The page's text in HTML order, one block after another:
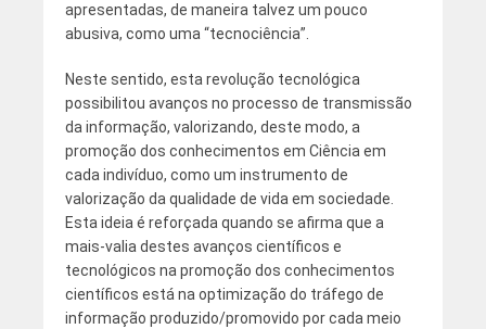
apresentadas, de maneira talvez um pouco
abusiva, como uma “tecnociência”.
Neste sentido, esta revolução tecnológica
possibilitou avanços no processo de transmissão
da informação, valorizando, deste modo, a
promoção dos conhecimentos em Ciência em
cada indivíduo, como um instrumento de
valorização da qualidade de vida em sociedade.
Esta ideia é reforçada quando se afirma que a
mais-valia destes avanços científicos e
tecnológicos na promoção dos conhecimentos
científicos está na optimização do tráfego de
informação produzido/promovido por cada meio